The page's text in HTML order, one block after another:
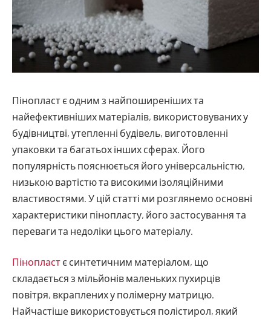
Пінопласт є одним з найпоширеніших та
найефективніших матеріалів, використовуваних у
будівництві, утепленні будівель, виготовленні
упаковки та багатьох інших сферах. Його
популярність пояснюється його універсальністю,
низькою вартістю та високими ізоляційними
властивостями. У цій статті ми розглянемо основні
характеристики пінопласту, його застосування та
переваги та недоліки цього матеріалу.
Пінопласт є синтетичним матеріалом, що
складається з мільйонів маленьких пухирців
повітря, вкраплених у полімерну матрицю.
Найчастіше використовується полістирол, який